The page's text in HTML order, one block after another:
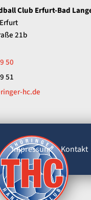
Club Erfurt-Bad
21b
50
51
hc.de
Impressum Kontakt